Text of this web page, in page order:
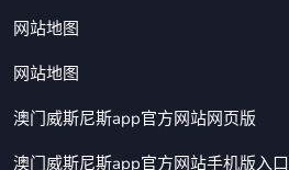
网站地图
网站地图
澳门威斯尼斯app官方网站网页版
澳门威斯尼斯app官方网站手机版入口